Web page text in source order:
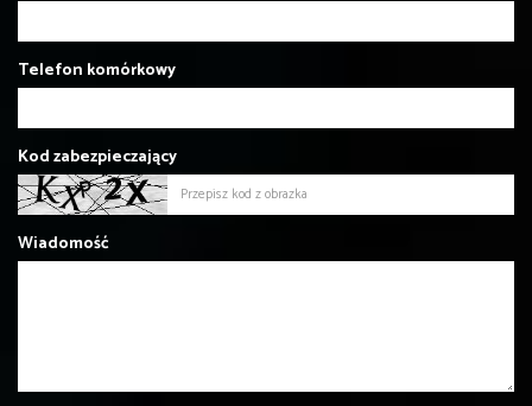
Telefon komórkowy
Kod zabezpieczający
Wiadomość